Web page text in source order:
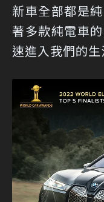
新車全部都是
著多款純電車
速進入我們的生